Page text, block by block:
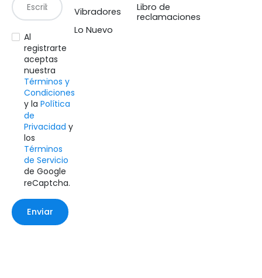
Al
registrarte
aceptas
nuestra
Términos y
Condiciones
y la Política
de
Privacidad y
los
Términos
de Servicio
de Google
reCaptcha.
Enviar
Vibradores
Lo Nuevo
Libro de
reclamaciones